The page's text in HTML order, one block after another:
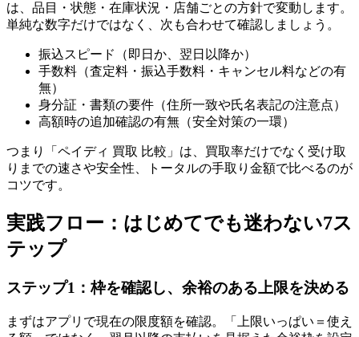
は、品目・状態・在庫状況・店舗ごとの方針で変動します。
単純な数字だけではなく、次も合わせて確認しましょう。
振込スピード（即日か、翌日以降か）
手数料（査定料・振込手数料・キャンセル料などの有
無）
身分証・書類の要件（住所一致や氏名表記の注意点）
高額時の追加確認の有無（安全対策の一環）
つまり「ペイディ 買取 比較」は、買取率だけでなく受け取
りまでの速さや安全性、トータルの手取り金額で比べるのが
コツです。
実践フロー：はじめてでも迷わない7ス
テップ
ステップ1：枠を確認し、余裕のある上限を決める
まずはアプリで現在の限度額を確認。「上限いっぱい＝使え